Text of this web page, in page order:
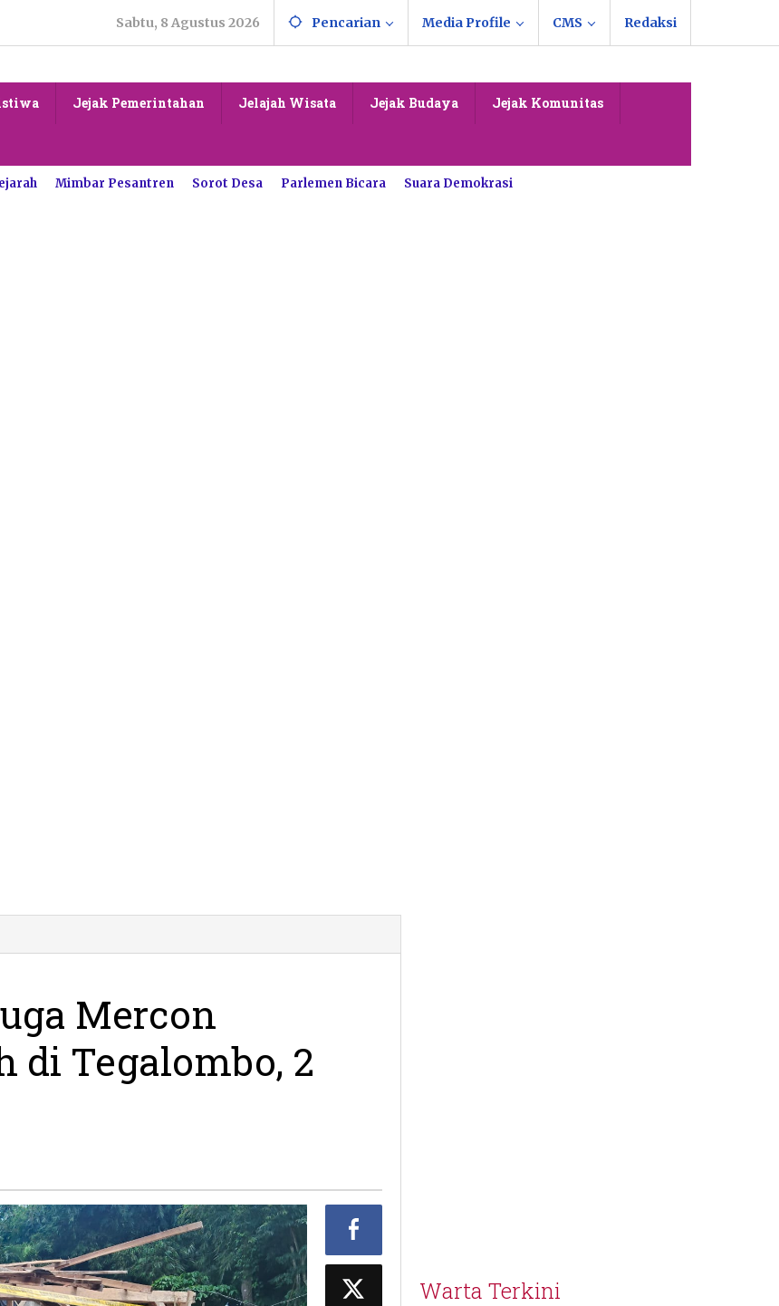
Sabtu, 8 Agustus 2026 Pencarian Media Profile CMS Redaksi
Jejak Pemerintahan Jelajah Wisata Jejak Budaya Jejak Komunitas
Mimbar Pesantren Sorot Desa Parlemen Bicara Suara Demokrasi
Mercon
di Tegalombo, 2
Warta Terkini